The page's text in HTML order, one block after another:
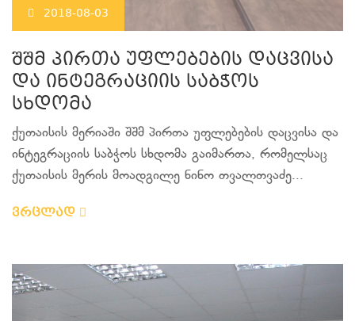
2018-08-03
შშმ პირთა უფლებების დაცვისა
და ინტეგრაციის საბჭოს
სხდომა
ქუთაისის მერიაში შშმ პირთა უფლებების დაცვისა და
ინტეგრაციის საბჭოს სხდომა გაიმართა, რომელსაც
ქუთაისის მერის მოადგილე ნინო თვალთვაძე...
ვრცლად